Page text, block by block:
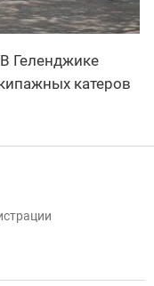
Геленджике
катеров